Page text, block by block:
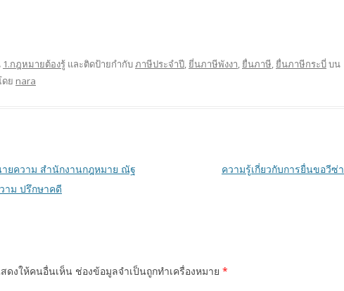
e
1.กฎหมายต้องรู้ และติดป้ายกำกับภาษีประจำปี, ยี่นภาษีพังงา, ยื่นภาษี, ยื่นภาษีกระบี่บน
ดย nara
ยความ สำนักงานกฎหมาย ณัฐ
าม ปรึกษาคดี
ความรู้เกี่ยวกับการยื่นขอวีซ่า
ดงให้คนอื่นเห็น ช่องข้อมูลจำเป็นถูกทำเครื่องหมาย *